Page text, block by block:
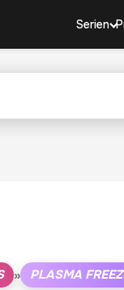
Serien
» PLASMA